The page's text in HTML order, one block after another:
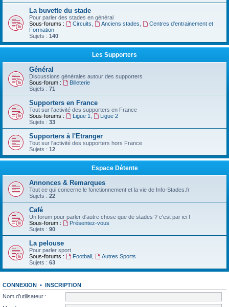
La buvette du stade
Pour parler des stades en général
Sous-forums :
Circuits Anciens stades
Centres d'entrainement et
Formation
Sujets : 140
Les Supporters
Général
Discussions générales autour des supporters
Sous-forum :
Billeterie
Sujets : 71
Supporters en France
Tout sur l'activité des supporters en France
Sous-forums :
Ligue 1
Ligue 2
Sujets : 33
Supporters à l'Etranger
Tout sur l'activité des supporters hors France
Sujets : 12
Espace Détente
Annonces & Remarques
Tout ce qui concerne le fonctionnement et la vie de Info-Stades.fr
Sujets : 22
Café
Un forum pour parler d'autre chose que de stades ? c'est par ici !
Sous-forum :
Présentez-vous
Sujets : 90
La pelouse
Pour parler sport
Sous-forums :
Football,
Autres Sports
Sujets : 63
CONNEXION • INSCRIPTION
Nom d’utilisateur :